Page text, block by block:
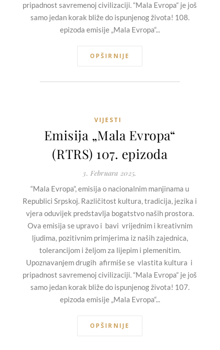
pripadnost savremenoj civilizaciji. “Mala Evropa“ je još
samo jedan korak bliže do ispunjenog života! 108.
epizoda emisije „Mala Evropa“...
OPŠIRNIJE
VIJESTI
Emisija „Mala Evropa“
(RTRS) 107. epizoda
3. Februara 2025.
“Mala Evropa“, emisija o nacionalnim manjinama u
Republici Srpskoj. Različitost kultura, tradicija, jezika i
vjera oduvijek predstavlja bogatstvo naših prostora.
Ova emisija se upravo i bavi vrijednim i kreativnim
ljudima, pozitivnim primjerima iz naših zajednica,
tolerancijom i željom za lijepim i plemenitim.
Upoznavanjem drugih afirmiše se vlastita kultura i
pripadnost savremenoj civilizaciji. “Mala Evropa“ je još
samo jedan korak bliže do ispunjenog života! 107.
epizoda emisije „Mala Evropa“...
OPŠIRNIJE